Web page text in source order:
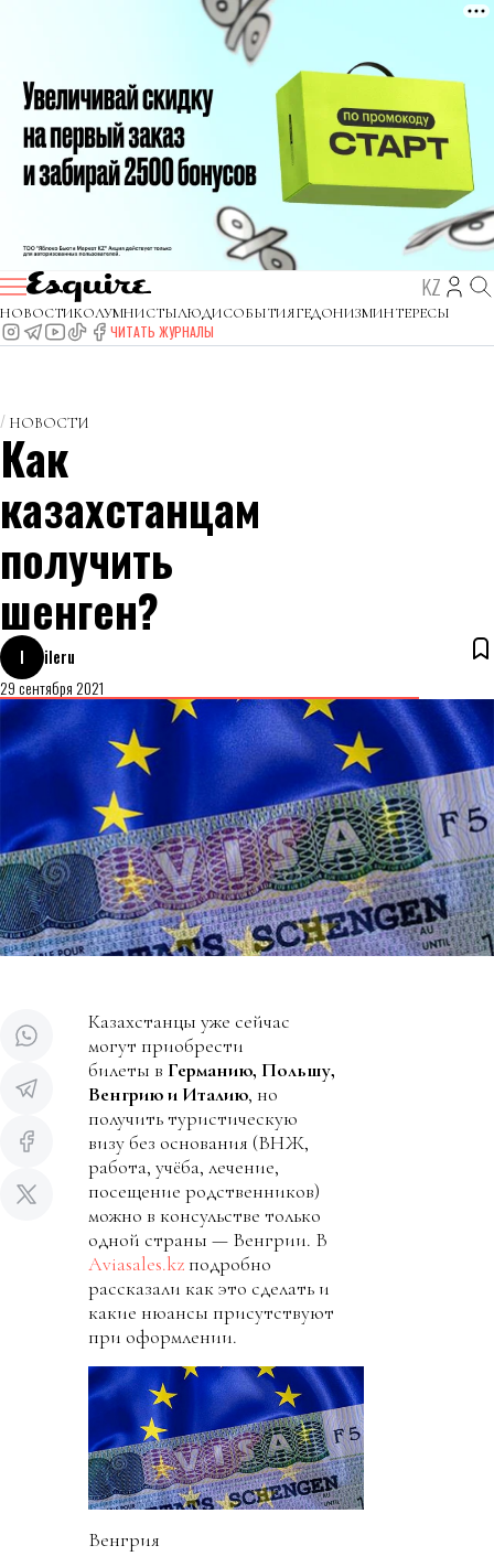
KZ
НОВОСТИКОЛУМНИСТЫЛЮДИСОБЫТИЯГЕДОНИЗМИНТЕРЕСЫ
ЧИТАТЬ ЖУРНАЛЫ
НОВОСТИ
Как
казахстанцам
получить
шенген?
I
ileru
29 сентября 2021
Казахстанцы уже сейчас
могут приобрести
билеты в Германию, Польшу,
Венгрию и Италию, но
получить туристическую
визу без основания (ВНЖ,
работа, учёба, лечение,
посещение родственников)
можно в консульстве только
одной страны — Венгрии. В
Aviasales.kz подробно
рассказали как это сделать и
какие нюансы присутствуют
при оформлении.
Венгрия